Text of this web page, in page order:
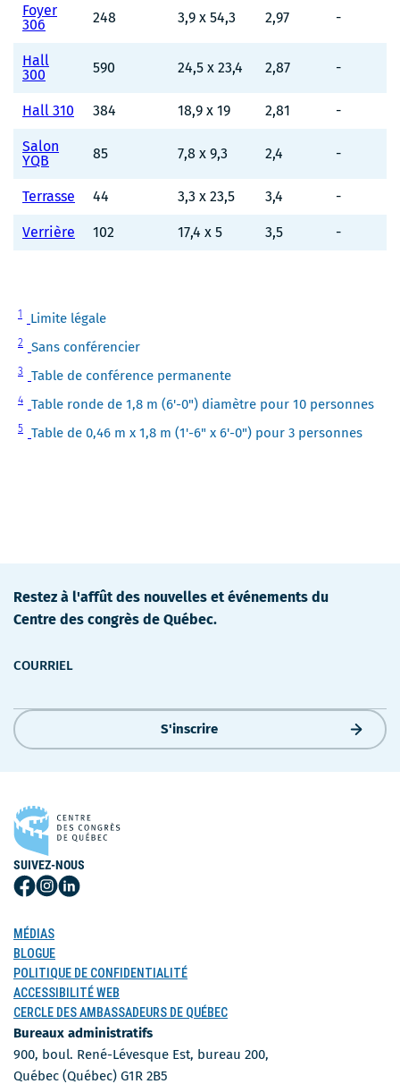
Foyer
306
248 3,9 x 54,3 2,97 -
Hall
300
590 24,5 x 23,4 2,87 -
Hall 310 384 18,9 x 19 2,81 -
Salon
YQB
85 7,8 x 9,3 2,4 -
Terrasse 44 3,3 x 23,5 3,4 -
Verrière 102 17,4 x 5 3,5 -
Note
1
Limite légale
Note
2
Sans conférencier
Note
3
Table de conférence permanente
Note
4
Table ronde de 1,8 m (6'-0") diamètre pour 10 personnes
Note
5 Table de 0,46 m x 1,8 m (1'-6" x 6'-0") pour 3 personnes
Restez à l'affût des nouvelles et événements du
Centre des congrès de Québec.
COURRIEL
S'inscrire
SUIVEZ-NOUS
Suivez-
sur
Facebook
Suivez-
Instagram
Suivez-
MÉDIAS
BLOGUE
POLITIQUE DE CONFIDENTIALITÉ
ACCESSIBILITÉ WEB
CERCLE DES AMBASSADEURS DE QUÉBEC
Bureaux administratifs
900, boul. René-Lévesque Est, bureau 200,
Québec (Québec) G1R 2B5